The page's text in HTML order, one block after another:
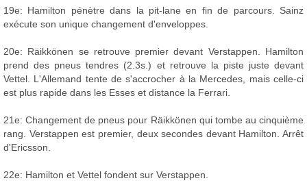
19e: Hamilton pénètre dans la pit-lane en fin de parcours. Sainz
exécute son unique changement d'enveloppes.
20e: Räikkönen se retrouve premier devant Verstappen. Hamilton
prend des pneus tendres (2.3s.) et retrouve la piste juste devant
Vettel. L'Allemand tente de s'accrocher à la Mercedes, mais celle-ci
est plus rapide dans les Esses et distance la Ferrari.
21e: Changement de pneus pour Räikkönen qui tombe au cinquième
rang. Verstappen est premier, deux secondes devant Hamilton. Arrêt
d'Ericsson.
22e: Hamilton et Vettel fondent sur Verstappen.